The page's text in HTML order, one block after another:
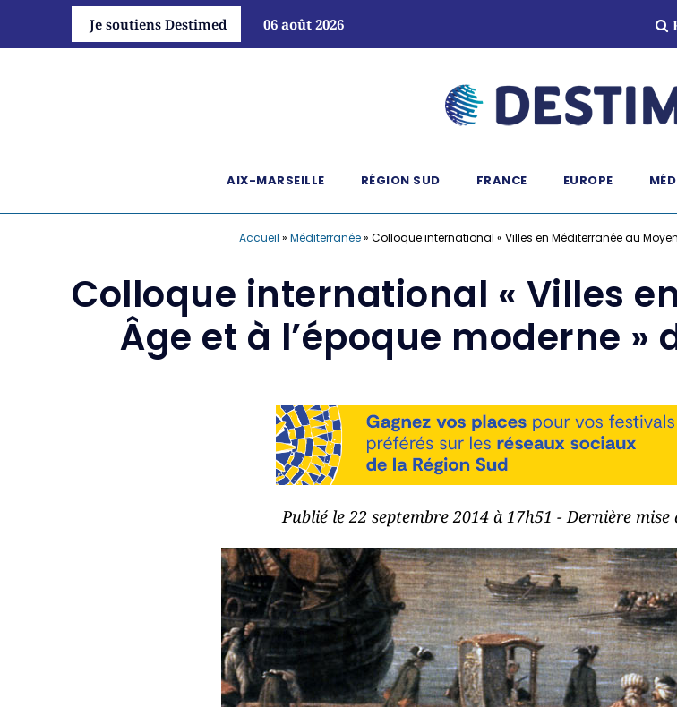
Je soutiens Destimed 06 août 2026
AIX-MARSEILLE RÉGION SUD FRANCE EUROPE
Accueil » Méditerranée» Colloque international « Villes en Méditerranée au
Colloque international « Villes
Âge et à l’époque moderne »
Publié le 22 septembre 2014 à 17h51 - Dernière